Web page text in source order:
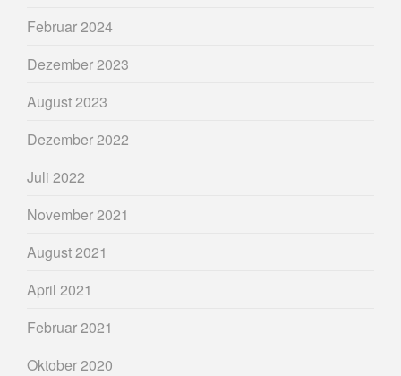
Februar 2024
Dezember 2023
August 2023
Dezember 2022
Juli 2022
November 2021
August 2021
April 2021
Februar 2021
Oktober 2020